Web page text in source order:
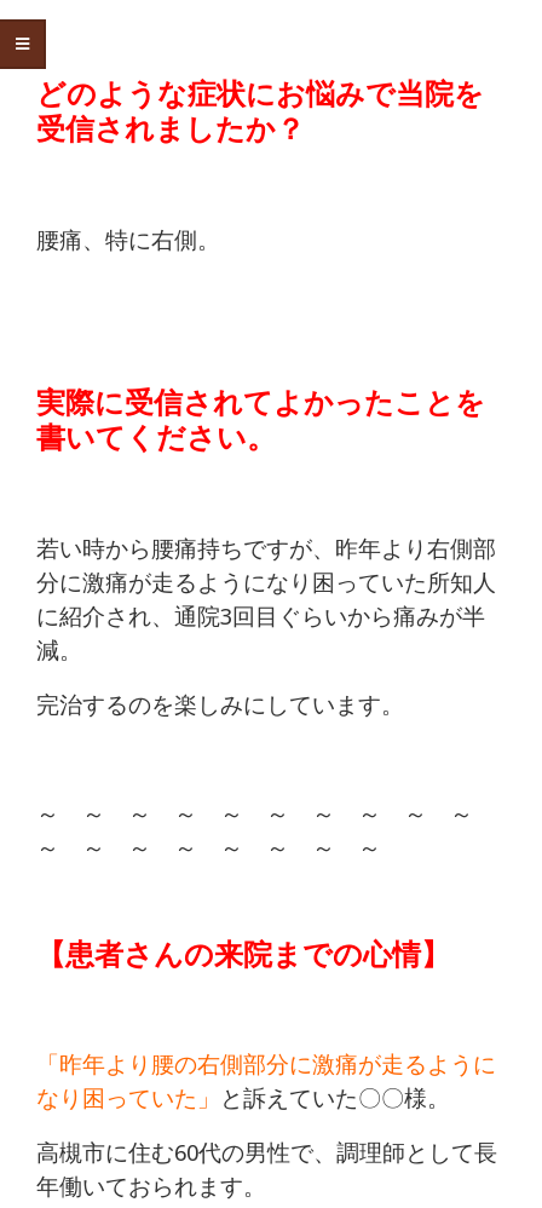
どのような症状にお悩みで当院を
受信されましたか？
腰痛、特に右側。
実際に受信されてよかったことを
書いてください。
若い時から腰痛持ちですが、昨年より右側部
分に激痛が走るようになり困っていた所知人
に紹介され、 通院3回目ぐらいから痛みが半
減。
完治するのを楽しみにしています。
～ ～ ～ ～ ～ ～ ～ ～ ～ ～
～ ～ ～ ～ ～ ～ ～ ～
【患者さんの来院までの心情】
「昨年より腰の右側部分に激痛が走るように
なり困っていた」
と訴えていた〇〇様。
高槻市に住む60代の男性で、調理師として長
年働いておられます。